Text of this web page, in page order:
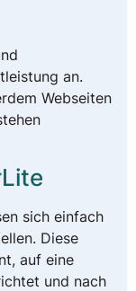
an.
Webseiten
sich einfach
Diese
auf eine
und nach